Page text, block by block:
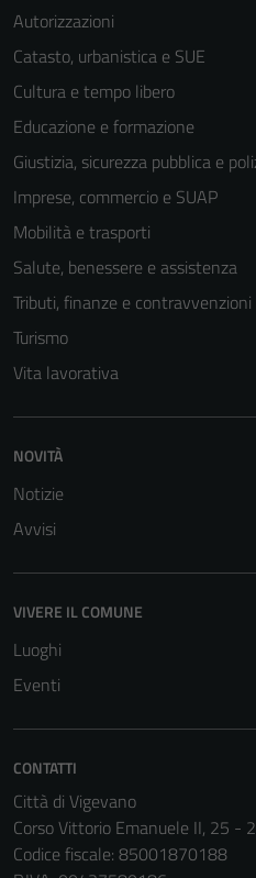
Autorizzazioni
Catasto, urbanistica e SUE
Cultura e tempo libero
Educazione e formazione
Giustizia, sicurezza pubblica e
Imprese, commercio e SUAP
Mobilità e trasporti
Salute, benessere e assistenza
Tributi, finanze e contravvenzioni
Turismo
Vita lavorativa
NOVITÀ
Notizie
Avvisi
VIVERE IL COMUNE
Luoghi
Eventi
CONTATTI
Città di Vigevano
Corso Vittorio Emanuele II, 25 -
Codice fiscale: 85001870188